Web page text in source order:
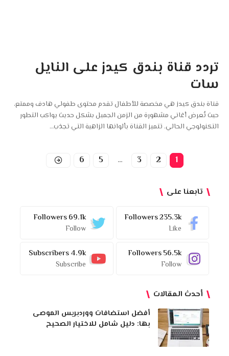
تردد قناة بندق كيدز على النايل
سات
قناة بندق كيدز هي مخصصة للأطفال تقدم محتوى طفولي هادف وممتع،
حيث تُعرض أغاني مشهورة من الزمن الجميل بشكل حديث يواكب التطور
التكنولوجي الحالي. تتميز القناة بألوانها الزاهية التي تجذب…
1
2
3
…
5
6
تابعنا على
235.3k
Followers
Like
69.1k
Followers
Follow
56.5k
Followers
Follow
4.9k
Subscribers
Subscribe
أحدث المقالات
أفضل استضافات ووردبريس الموصى
بها: دليل شامل للاختيار الصحيح